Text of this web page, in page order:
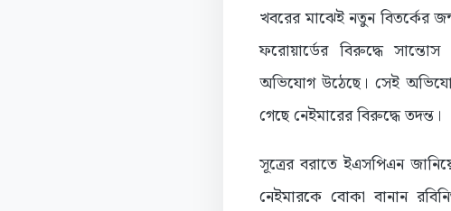
খবরের মাঝেই নতুন বিতর্কের
ফরোয়ার্ডের বিরুদ্ধে
অভিযোগ উঠেছে। সেই
গেছে নেইমারের বিরুদ্ধে তদন্ত।
সূত্রের বরাতে ইএসপিএন
নেইমারকে বোকা বানান